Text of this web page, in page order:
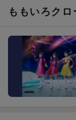
が当たる
【楽天24】日用
ーポン★
【楽天市場】対
ももいろクロ